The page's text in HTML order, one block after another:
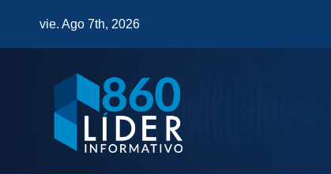
vie. Ago 7th, 2026